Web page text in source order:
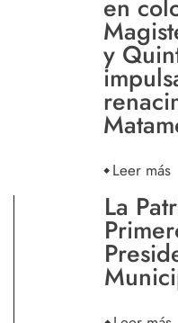
en
y
Leer más
La